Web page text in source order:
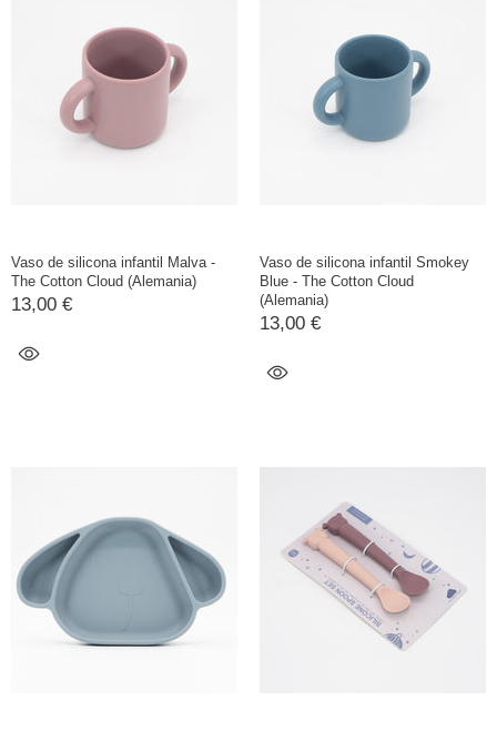
Vaso de silicona infantil Malva -
The Cotton Cloud (Alemania)
13,00 €
Vaso de silicona infantil Smokey
Blue - The Cotton Cloud
(Alemania)
13,00 €